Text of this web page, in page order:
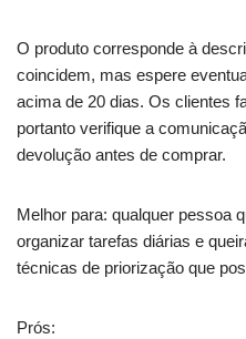
O produto corresponde à
coincidem, mas espere
acima de 20 dias. Os clientes
portanto verifique a
devolução antes de comprar.
Melhor para: qualquer pessoa
organizar tarefas diárias e
técnicas de priorização que
Prós: